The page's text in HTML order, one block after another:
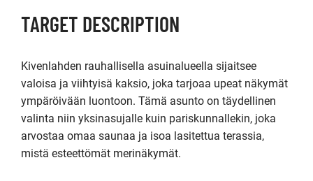
TARGET DESCRIPTION
Kivenlahden rauhallisella asuinalueella sijaitsee
valoisa ja viihtyisä kaksio, joka tarjoaa upeat näkymät
ympäröivään luontoon. Tämä asunto on täydellinen
valinta niin yksinasujalle kuin pariskunnallekin, joka
arvostaa omaa saunaa ja isoa lasitettua terassia,
mistä esteettömät merinäkymät.